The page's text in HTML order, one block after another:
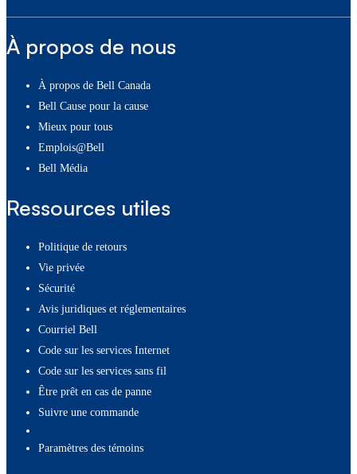
À propos de nous
À propos de Bell Canada
Bell Cause pour la cause
Mieux pour tous
Emplois@Bell
Bell Média
Ressources utiles
Politique de retours
Vie privée
Sécurité
Avis juridiques et réglementaires
Courriel Bell
Code sur les services Internet
Code sur les services sans fil
Être prêt en cas de panne
Suivre une commande
paramètres des témoins